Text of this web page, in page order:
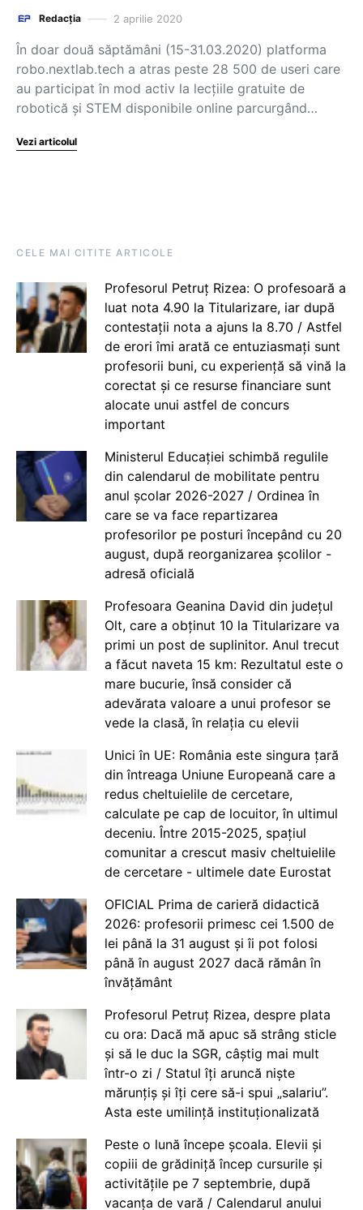
Redacția 2 aprilie 2020
În doar două săptămâni (15-31.03.2020) platforma
robo.nextlab.tech a atras peste 28 500 de useri care
au participat în mod activ la lecțiile gratuite de
robotică și STEM disponibile online parcurgând…
Vezi articolul
CELE MAI CITITE ARTICOLE
Profesorul Petruț Rizea: O profesoară a
luat nota 4.90 la Titularizare, iar după
contestații nota a ajuns la 8.70 / Astfel
de erori îmi arată ce entuziasmați sunt
profesorii buni, cu experiență să vină la
corectat și ce resurse financiare sunt
alocate unui astfel de concurs
important
Ministerul Educației schimbă regulile
din calendarul de mobilitate pentru
anul școlar 2026-2027 / Ordinea în
care se va face repartizarea
profesorilor pe posturi începând cu 20
august, după reorganizarea școlilor -
adresă oficială
Profesoara Geanina David din județul
Olt, care a obținut 10 la Titularizare va
primi un post de suplinitor. Anul trecut
a făcut naveta 15 km: Rezultatul este o
mare bucurie, însă consider că
adevărata valoare a unui profesor se
vede la clasă, în relația cu elevii
Unici în UE: România este singura țară
din întreaga Uniune Europeană care a
redus cheltuielile de cercetare,
calculate pe cap de locuitor, în ultimul
deceniu. Între 2015-2025, spațiul
comunitar a crescut masiv cheltuielile
de cercetare - ultimele date Eurostat
OFICIAL Prima de carieră didactică
2026: profesorii primesc cei 1.500 de
lei până la 31 august și îi pot folosi
până în august 2027 dacă rămân în
învățământ
Profesorul Petruț Rizea, despre plata
cu ora: Dacă mă apuc să strâng sticle
și să le duc la SGR, câștig mai mult
într-o zi / Statul îți aruncă niște
mărunțiș și îți cere să-i spui „salariu”.
Asta este umilință instituționalizată
Peste o lună începe școala. Elevii și
copiii de grădiniță încep cursurile și
activitățile pe 7 septembrie, după
vacanța de vară / Calendarul anului